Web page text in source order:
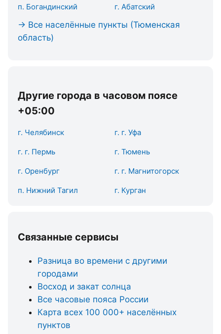
п. Богандинский г. Абатский
→ Все населённые пункты (Тюменская
область)
Другие города в часовом поясе
+05:00
г. Челябинск г. г. Уфа
г. г. Пермь г. Тюмень
г. Оренбург г. г. Магнитогорск
п. Нижний Тагил г. Курган
Связанные сервисы
Разница во времени с другими
городами
Восход и закат солнца
Все часовые пояса России
Карта всех 100 000+ населённых
пунктов